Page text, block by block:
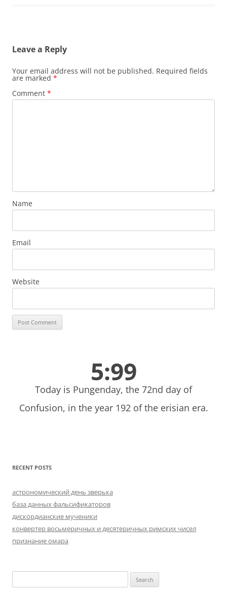
Leave a Reply
Your email address will not be published. Required fields
are marked *
Comment *
Name
Email
Website
5:99
Today is Pungenday, the 72nd day of
Confusion, in the year 192 of the erisian era.
RECENT POSTS
астрономический день зверька
база данных фальсификаторов
дискордианские мученики
конвертер восьмеричных и десятеричных римских чисел
признание омара
for: